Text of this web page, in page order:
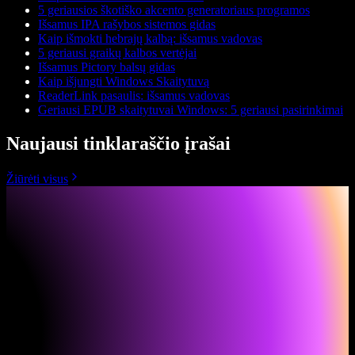
5 geriausios škotiško akcento generatoriaus programos
Išsamus IPA rašybos sistemos gidas
Kaip išmokti hebrajų kalbą: išsamus vadovas
5 geriausi graikų kalbos vertėjai
Išsamus Pictory balsų gidas
Kaip išjungti Windows Skaitytuvą
ReaderLink pasaulis: išsamus vadovas
Geriausi EPUB skaitytuvai Windows: 5 geriausi pasirinkimai
Naujausi tinklaraščio įrašai
Žiūrėti visus